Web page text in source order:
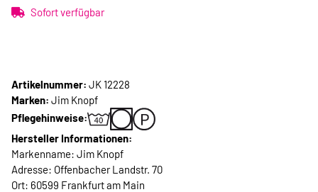
Sofort verfügbar
Artikelnummer: JK 12228
Marken: Jim Knopf
Pflegehinweise:
Hersteller Informationen:
Markenname: Jim Knopf
Adresse: Offenbacher Landstr. 70
Ort: 60599 Frankfurt am Main